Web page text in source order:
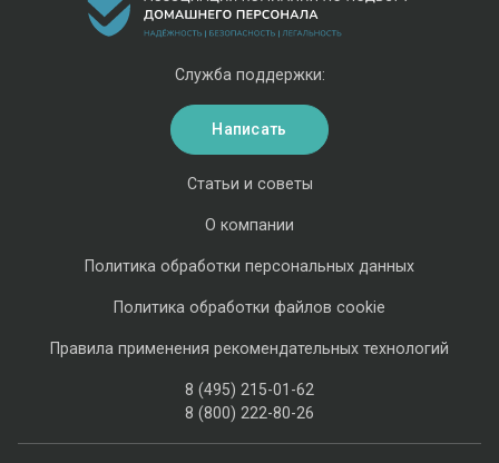
Статьи и советы
О компании
Политика обработки персональных данных
Политика обработки файлов cookie
Правила применения рекомендательных технологий
8 (495) 215-01-62
8 (800) 222-80-26
Служба поддержки:
Написать